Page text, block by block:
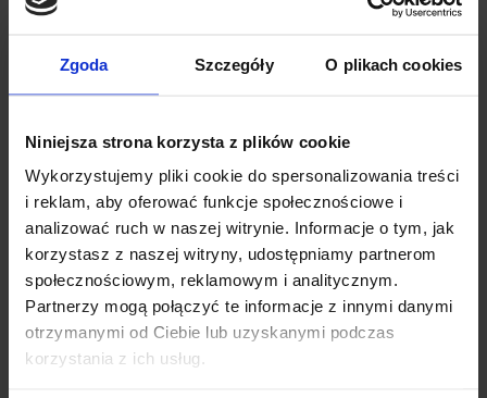
Zgoda Szczegóły O plikach cookies
Niniejsza strona korzysta z plików cookie
Wykorzystujemy pliki cookie do spersonalizowania treści
i reklam, aby oferować funkcje społecznościowe i
analizować ruch w naszej witrynie. Informacje o tym, jak
korzystasz z naszej witryny, udostępniamy partnerom
społecznościowym, reklamowym i analitycznym.
Partnerzy mogą połączyć te informacje z innymi danymi
otrzymanymi od Ciebie lub uzyskanymi podczas
korzystania z ich usług.